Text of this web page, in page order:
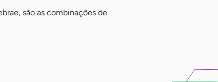
são as combinações de